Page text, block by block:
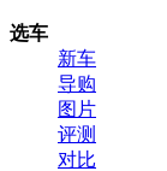
选车
新车
导购
图片
评测
对比